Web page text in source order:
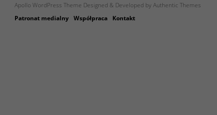
Apollo WordPress Theme Designed & Developed by Authentic Themes
Patronat medialny Współpraca Kontakt